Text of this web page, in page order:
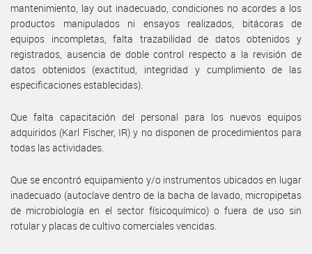
mantenimiento, lay out inadecuado, condiciones no acordes a los
productos manipulados ni ensayos realizados, bitácoras de
equipos incompletas, falta trazabilidad de datos obtenidos y
registrados, ausencia de doble control respecto a la revisión de
datos obtenidos (exactitud, integridad y cumplimiento de las
especificaciones establecidas).
Que falta capacitación del personal para los nuevos equipos
adquiridos (Karl Fischer, IR) y no disponen de procedimientos para
todas las actividades.
Que se encontró equipamiento y/o instrumentos ubicados en lugar
inadecuado (autoclave dentro de la bacha de lavado, micropipetas
de microbiología en el sector físicoquímico) o fuera de uso sin
rotular y placas de cultivo comerciales vencidas.